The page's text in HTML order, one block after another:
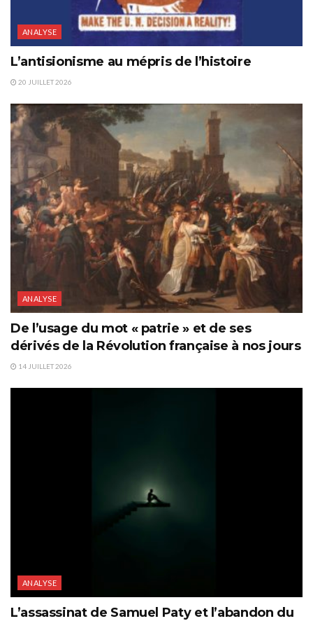
ANALYSE
L’antisionisme au mépris de l’histoire
20 JUILLET 2026
ANALYSE
De l’usage du mot « patrie » et de ses
dérivés de la Révolution française à nos jours
14 JUILLET 2026
ANALYSE
L’assassinat de Samuel Paty et l’abandon du